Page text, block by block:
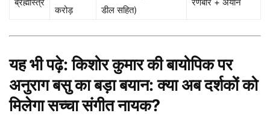
करोड़
डील सहित)
यह भी पढ़े:किशोर कुमार की बायोपिक पर
अनुराग बसु का बड़ा बयान: क्या अब दर्शकों को
मिलेगा सच्चा संगीत नायक?